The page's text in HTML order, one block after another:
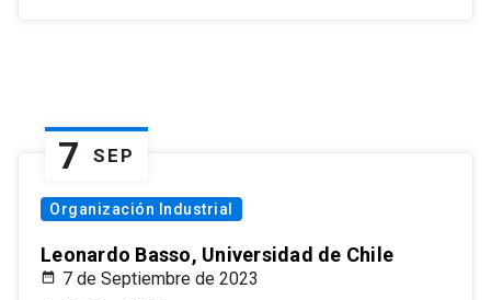
7 SEP
Organización Industrial
Leonardo Basso, Universidad de Chile
7 de Septiembre de 2023